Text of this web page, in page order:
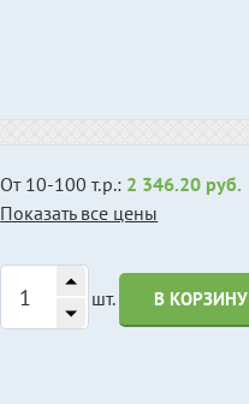
От 10-100 т.р.: 2 346.20 руб.
Показать все цены
шт. В КОРЗИНУ